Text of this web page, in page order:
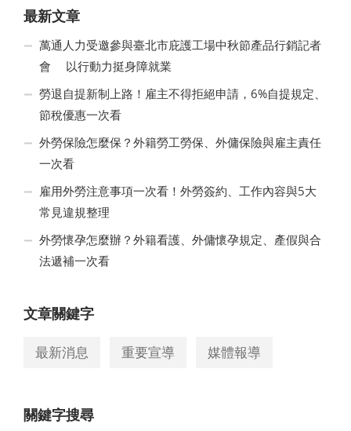
最新文章
萬通人力受邀參與臺北市庇護工場中秋節產品行銷記者
會 以行動力挺身障就業
勞退自提新制上路！雇主不得拒絕申請，6%自提規定、
節稅優惠一次看
外勞保險怎麼保？外籍勞工勞保、外傭保險與雇主責任
一次看
雇用外勞注意事項一次看！外勞簽約、工作內容與5大
常見違規整理
外勞懷孕怎麼辦？外籍看護、外傭懷孕規定、產假與合
法遞補一次看
文章關鍵字
最新消息 重要宣導 媒體報導
關鍵字搜尋